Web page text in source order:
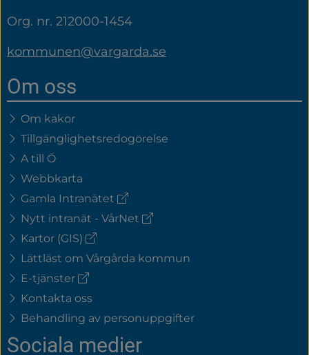
Org. nr. 212000-1454
kommunen@vargarda.se
Om oss
Om kakor
Tillgänglighetsredogörelse
A till Ö
Webbkarta
Gamla Intranätet (extern
länk)
Nytt intranät - VårNet (extern
Kartor (GIS) (extern
länk)
Lättläst om Vårgårda kommun
E-tjänster (extern
Kontakta oss
Behandling av personuppgifter
Sociala medier